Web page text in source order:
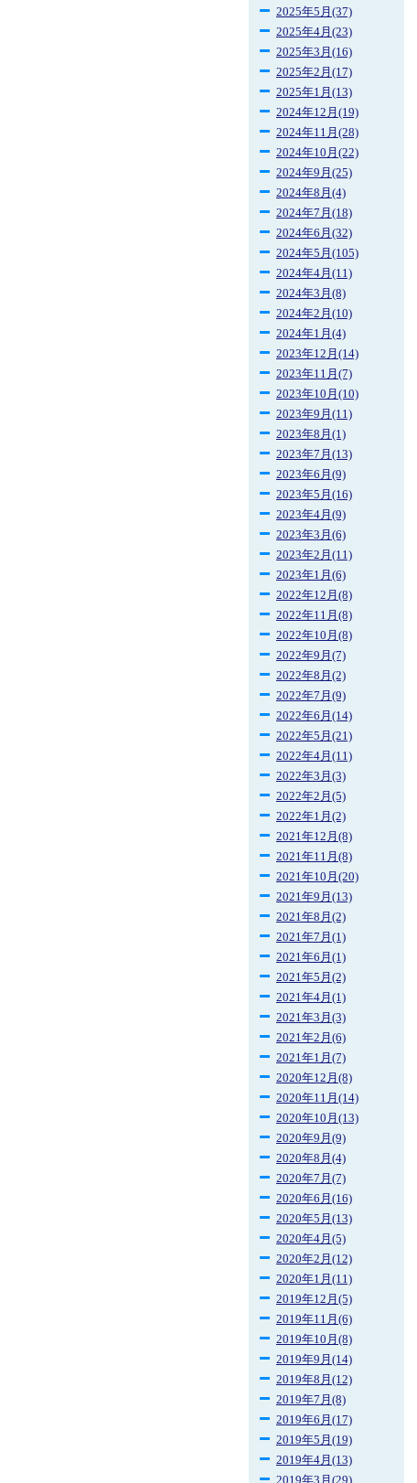
2025年5月(37)
2025年4月(23)
2025年3月(16)
2025年2月(17)
2025年1月(13)
2024年12月(19)
2024年11月(28)
2024年10月(22)
2024年9月(25)
2024年8月(4)
2024年7月(18)
2024年6月(32)
2024年5月(105)
2024年4月(11)
2024年3月(8)
2024年2月(10)
2024年1月(4)
2023年12月(14)
2023年11月(7)
2023年10月(10)
2023年9月(11)
2023年8月(1)
2023年7月(13)
2023年6月(9)
2023年5月(16)
2023年4月(9)
2023年3月(6)
2023年2月(11)
2023年1月(6)
2022年12月(8)
2022年11月(8)
2022年10月(8)
2022年9月(7)
2022年8月(2)
2022年7月(9)
2022年6月(14)
2022年5月(21)
2022年4月(11)
2022年3月(3)
2022年2月(5)
2022年1月(2)
2021年12月(8)
2021年11月(8)
2021年10月(20)
2021年9月(13)
2021年8月(2)
2021年7月(1)
2021年6月(1)
2021年5月(2)
2021年4月(1)
2021年3月(3)
2021年2月(6)
2021年1月(7)
2020年12月(8)
2020年11月(14)
2020年10月(13)
2020年9月(9)
2020年8月(4)
2020年7月(7)
2020年6月(16)
2020年5月(13)
2020年4月(5)
2020年2月(12)
2020年1月(11)
2019年12月(5)
2019年11月(6)
2019年10月(8)
2019年9月(14)
2019年8月(12)
2019年7月(8)
2019年6月(17)
2019年5月(19)
2019年4月(13)
2019年3月(29)